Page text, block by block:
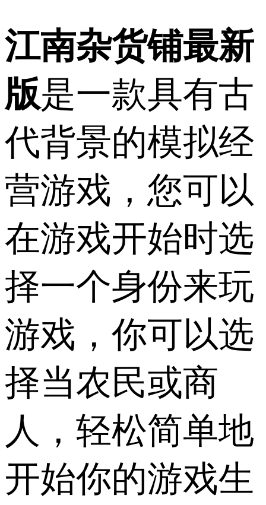
江南杂货铺最新
版是一款具有古
代背景的模拟经
营游戏，您可以
在游戏开始时选
择一个身份来玩
游戏，你可以选
择当农民或商
人，轻松简单地
开始你的游戏生